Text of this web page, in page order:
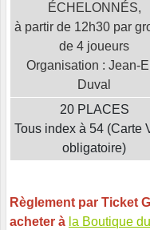
ÉCHELONNÉS,
à partir de 12h30 par
de 4 joueurs
Organisation : Jean-
Duval
20 PLACES
Tous index à 54 (Carte
obligatoire)
Règlement par Ticket
acheter à la Boutique